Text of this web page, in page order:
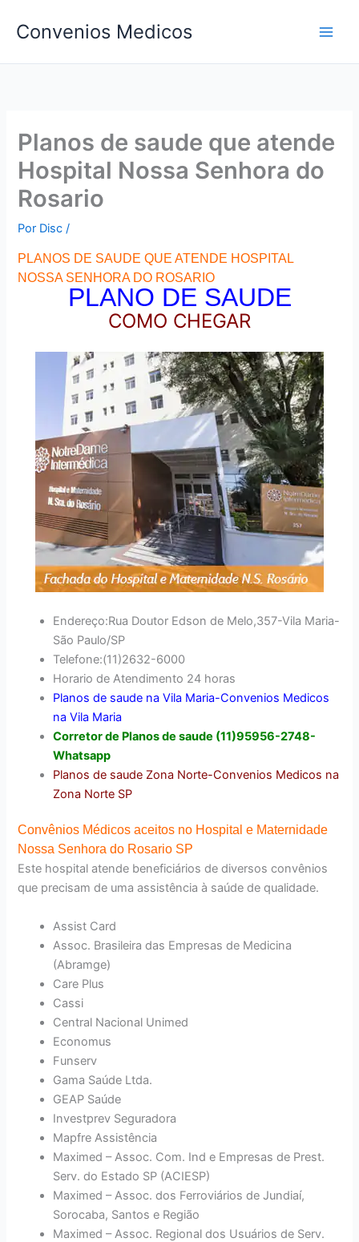
para
conteúdo
Convenios Medicos
Planos de saude que atende
Hospital Nossa Senhora do
Rosario
Por Disc/
PLANOS DE SAUDE QUE ATENDE HOSPITAL
NOSSA SENHORA DO ROSARIO
PLANO DE SAUDE
COMO CHEGAR
Endereço:Rua Doutor Edson de Melo,357-Vila Maria-
São Paulo/SP
Telefone:(11)2632-6000
Horario de Atendimento 24 horas
Planos de saude na Vila Maria-Convenios Medicos
na Vila Maria
Corretor de Planos de saude (11)95956-2748-
Whatsapp
Planos de saude Zona Norte-Convenios Medicos na
Zona Norte SP
Convênios Médicos aceitos no Hospital e Maternidade
Nossa Senhora do Rosario SP
Este hospital atende beneficiários de diversos convênios
que precisam de uma assistência à saúde de qualidade.
Assist Card
Assoc. Brasileira das Empresas de Medicina
(Abramge)
Care Plus
Cassi
Central Nacional Unimed
Economus
Funserv
Gama Saúde Ltda.
GEAP Saúde
Investprev Seguradora
Mapfre Assistência
Maximed – Assoc. Com. Ind e Empresas de Prest.
Serv. do Estado SP (ACIESP)
Maximed – Assoc. dos Ferroviários de Jundiaí,
Sorocaba, Santos e Região
Maximed – Assoc. Regional dos Usuários de Serv.